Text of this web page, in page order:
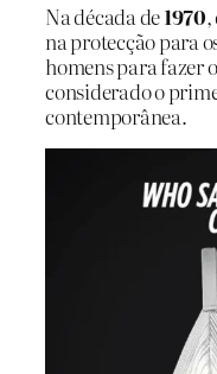
Na década de1970
na protecção para
homens para fazer
considerado o
contemporânea.